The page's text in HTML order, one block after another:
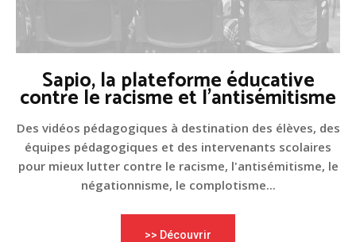
Sapio, la plateforme éducative
contre le racisme et l'antisémitisme
Des vidéos pédagogiques à destination des élèves, des
équipes pédagogiques et des intervenants scolaires
pour mieux lutter contre le racisme, l'antisémitisme, le
négationnisme, le complotisme...
>> Découvrir